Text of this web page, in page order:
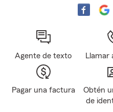
Agente de texto Llamar
Pagar una factura
Obtén
de